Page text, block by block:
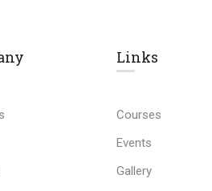
Links​
Courses
Events
Gallery